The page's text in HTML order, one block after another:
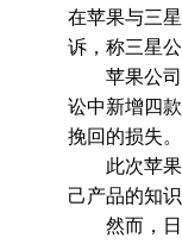
在苹果与三
诉，称三星
苹果公司表
讼中新增四
挽回的损失
此次苹果在
己产品的知
然而，日本